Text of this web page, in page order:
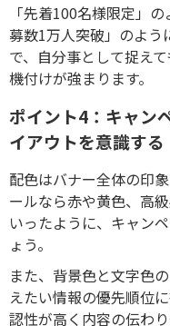
「先着100名様限定」
募数1万人突破」のよう
で、自分事として捉え
機付けが強まります。
ポイント4：キャン
イアウトを意識する
配色はバナー全体の印
ールなら赤や黄色、高
いったように、キャン
ょう。
また、背景色と文字色
えたい情報の優先順位
認性が高く内容の伝わ